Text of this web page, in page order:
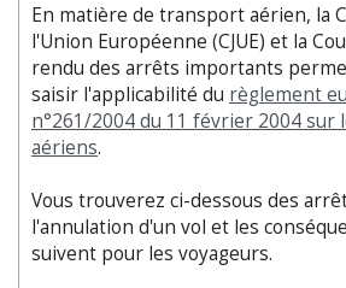
En matière de transport aérien, la
l'Union Européenne (CJUE) et la
rendu des arrêts importants
saisir l'applicabilité du règlement
n°261/2004 du 11 février 2004 sur
aériens.
Vous trouverez ci-dessous des
l'annulation d'un vol et les
suivent pour les voyageurs.